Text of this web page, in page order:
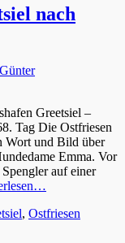
nach
Günter
Greetsiel –
Tag Die Ostfriesen
Wort und Bild über
Emma. Vor
auf einer
, Ostfriesen